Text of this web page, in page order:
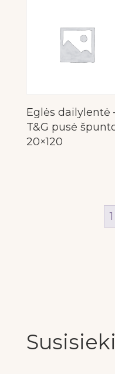
Eglės dailylentė
T&G pusė
20×120
1